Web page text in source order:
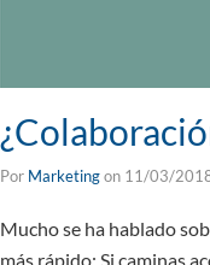
Por Marketingon 11/03/
Mucho se ha hablado
más rápido; Si caminas